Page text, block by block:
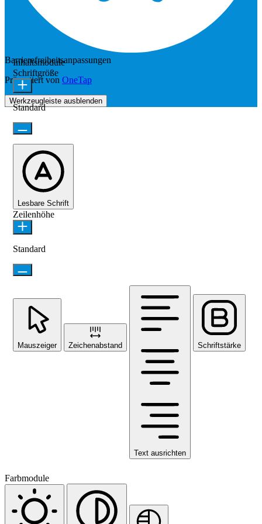
Barrierefreiheitsanpassungen
Präsentiert von OneTap
Werkzeugleiste ausblenden
Inhaltsmodule
Schriftgröße
Standard
Lesbare Schrift
Zeilenhöhe
Standard
Mauszeiger Zeichenabstand
Text ausrichten
Schriftstärke
Farbmodule